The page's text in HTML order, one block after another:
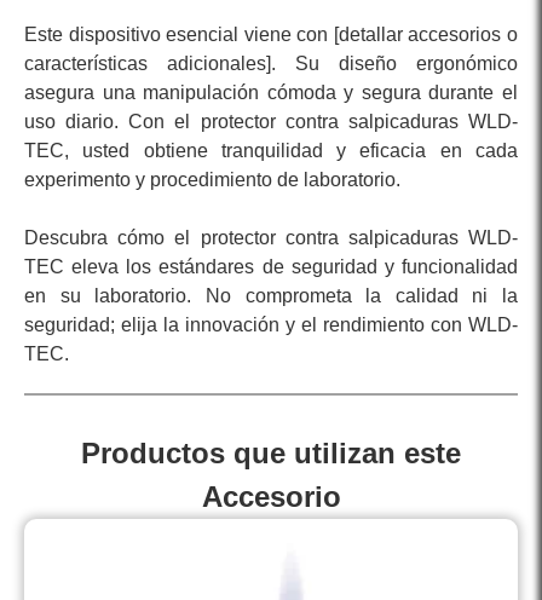
Este dispositivo esencial viene con [detallar accesorios o
características adicionales]. Su diseño ergonómico
asegura una manipulación cómoda y segura durante el
uso diario. Con el protector contra salpicaduras WLD-
TEC, usted obtiene tranquilidad y eficacia en cada
experimento y procedimiento de laboratorio.
Descubra cómo el protector contra salpicaduras WLD-
TEC eleva los estándares de seguridad y funcionalidad
en su laboratorio. No comprometa la calidad ni la
seguridad; elija la innovación y el rendimiento con WLD-
TEC.
Productos que utilizan este
Accesorio